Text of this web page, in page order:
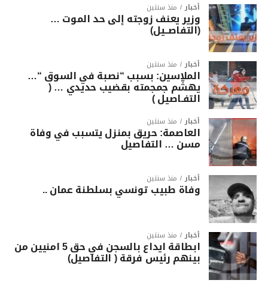
أخبار منذ سنتين
وزير يعنف زوجته إلى حد الموت …
(التفاصــيل)
أخبار منذ سنتين
الملاسين: بسبب “نصبة في السوق “…
يهشّم جمجمته بقضيب حديدي … (
التفـاصيل )
أخبار منذ سنتين
العاصمة: حريق بمنزل يتسبب في وفاة
مسن … التفاصيل
أخبار منذ سنتين
وفاة طبيب تونسي بسلطنة عمان ..
أخبار منذ سنتين
ابطاقة ايداع بالسجن في حق 5 امنيين من
بينهم رئيس فرقة ( التفاصيل)